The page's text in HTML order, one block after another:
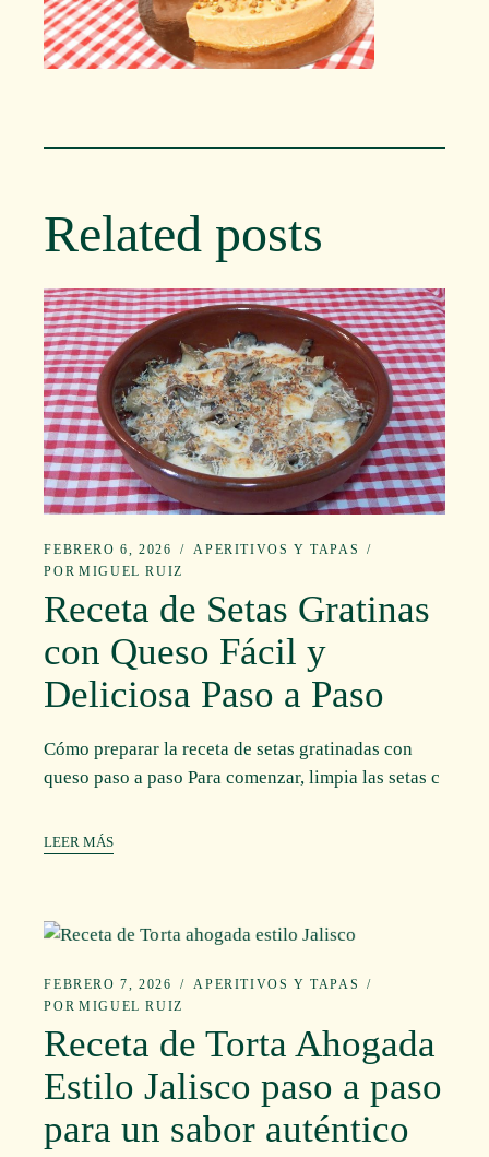
Related posts
FEBRERO 6, 2026
APERITIVOS Y TAPAS
POR MIGUEL RUIZ
Receta de Setas Gratinas
con Queso Fácil y
Deliciosa Paso a Paso
Cómo preparar la receta de setas gratinadas con
queso paso a paso Para comenzar, limpia las setas c
LEER MÁS
FEBRERO 7, 2026
APERITIVOS Y TAPAS
POR MIGUEL RUIZ
Receta de Torta Ahogada
Estilo Jalisco paso a paso
para un sabor auténtico